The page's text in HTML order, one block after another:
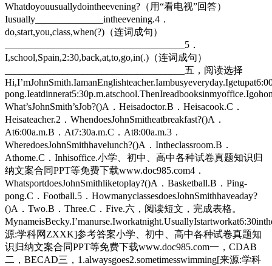
Whatdoyouusuallydointheevening?（用“看电视”回答）
Iusually______________intheevening.4．
do,start,you,class,when(?)（连词成句）
_____________________________________5．
I,school,Spain,2:30,back,at,to,go,in(.)（连词成句）
_____________________________________五，阅读选择
What’sJohnSmith’sJob?()A．Heisadoctor.B．Heisacook.C．
Heisateacher.2．WhendoesJohnSmitheatbreakfast?()A．
At6:00a.m.B．At7:30a.m.C．At8:00a.m.3．
WheredoesJohnSmithhavelunch?()A．Intheclassroom.B．
Athome.C．Inhisoffice.小学、初中、高中各种试卷真题知识归
纳文案合同PPT等免费下载www.doc985.com4．
WhatsportdoesJohnSmithliketoplay?()A．Basketball.B．Ping-
pong.C．Football.5．HowmanyclassesdoesJohnSmithhaveaday?
()A．Two.B．Three.C．Five.六，阅读短文，完成表格。
源:学科网ZXXK]参考答案小学、初中、高中各种试卷真题知
识归纳文案合同PPT等免费下载www.doc985.com一，CDAB
二，BECAD三，1.alwaysgoes2.sometimesswimming[来源:学科